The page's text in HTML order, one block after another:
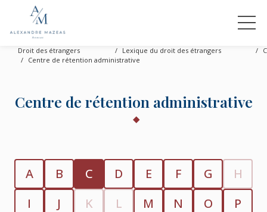
Droit des étrangers Lexique du droit des étrangers
C
Centre de rétention administrative
Centre de rétention administrative
A B C D E F G
H
I
J K L M N O
P